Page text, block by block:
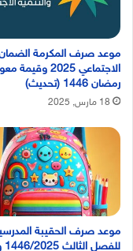
موعد صرف المكرمة
الاجتماعي 2025 وقيمة
رمضان 1446 (تحديث)
18 مارس, 2025
موعد صرف الحقيبة
للفصل الثالث 1446/2025 والشروط